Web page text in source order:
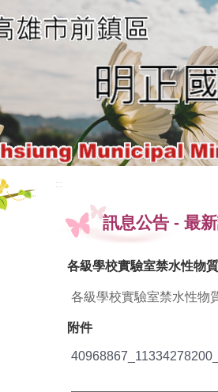
:::
訊息公告 - 最
各級學校實驗室禁水性物
各級學校實驗室禁水性物
附件